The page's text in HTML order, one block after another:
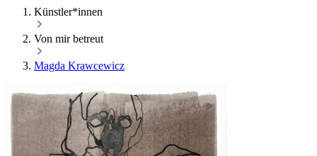
Künstler*innen
Von mir betreut
Magda Krawcewicz